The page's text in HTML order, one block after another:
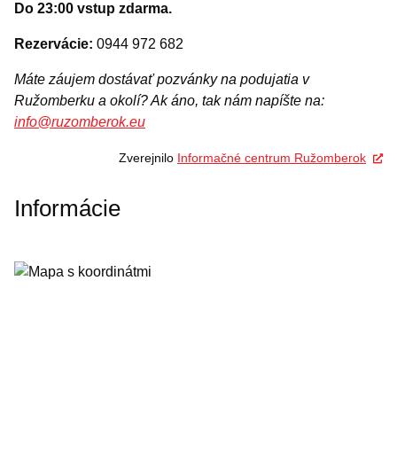
Do 23:00 vstup zdarma.
Rezervácie: 0944 972 682
Máte záujem dostávať pozvánky na podujatia v
Ružomberku a okolí? Ak áno, tak nám napíšte na:
info@ruzomberok.eu
Zverejnilo Informačné centrum Ružomberok
Informácie